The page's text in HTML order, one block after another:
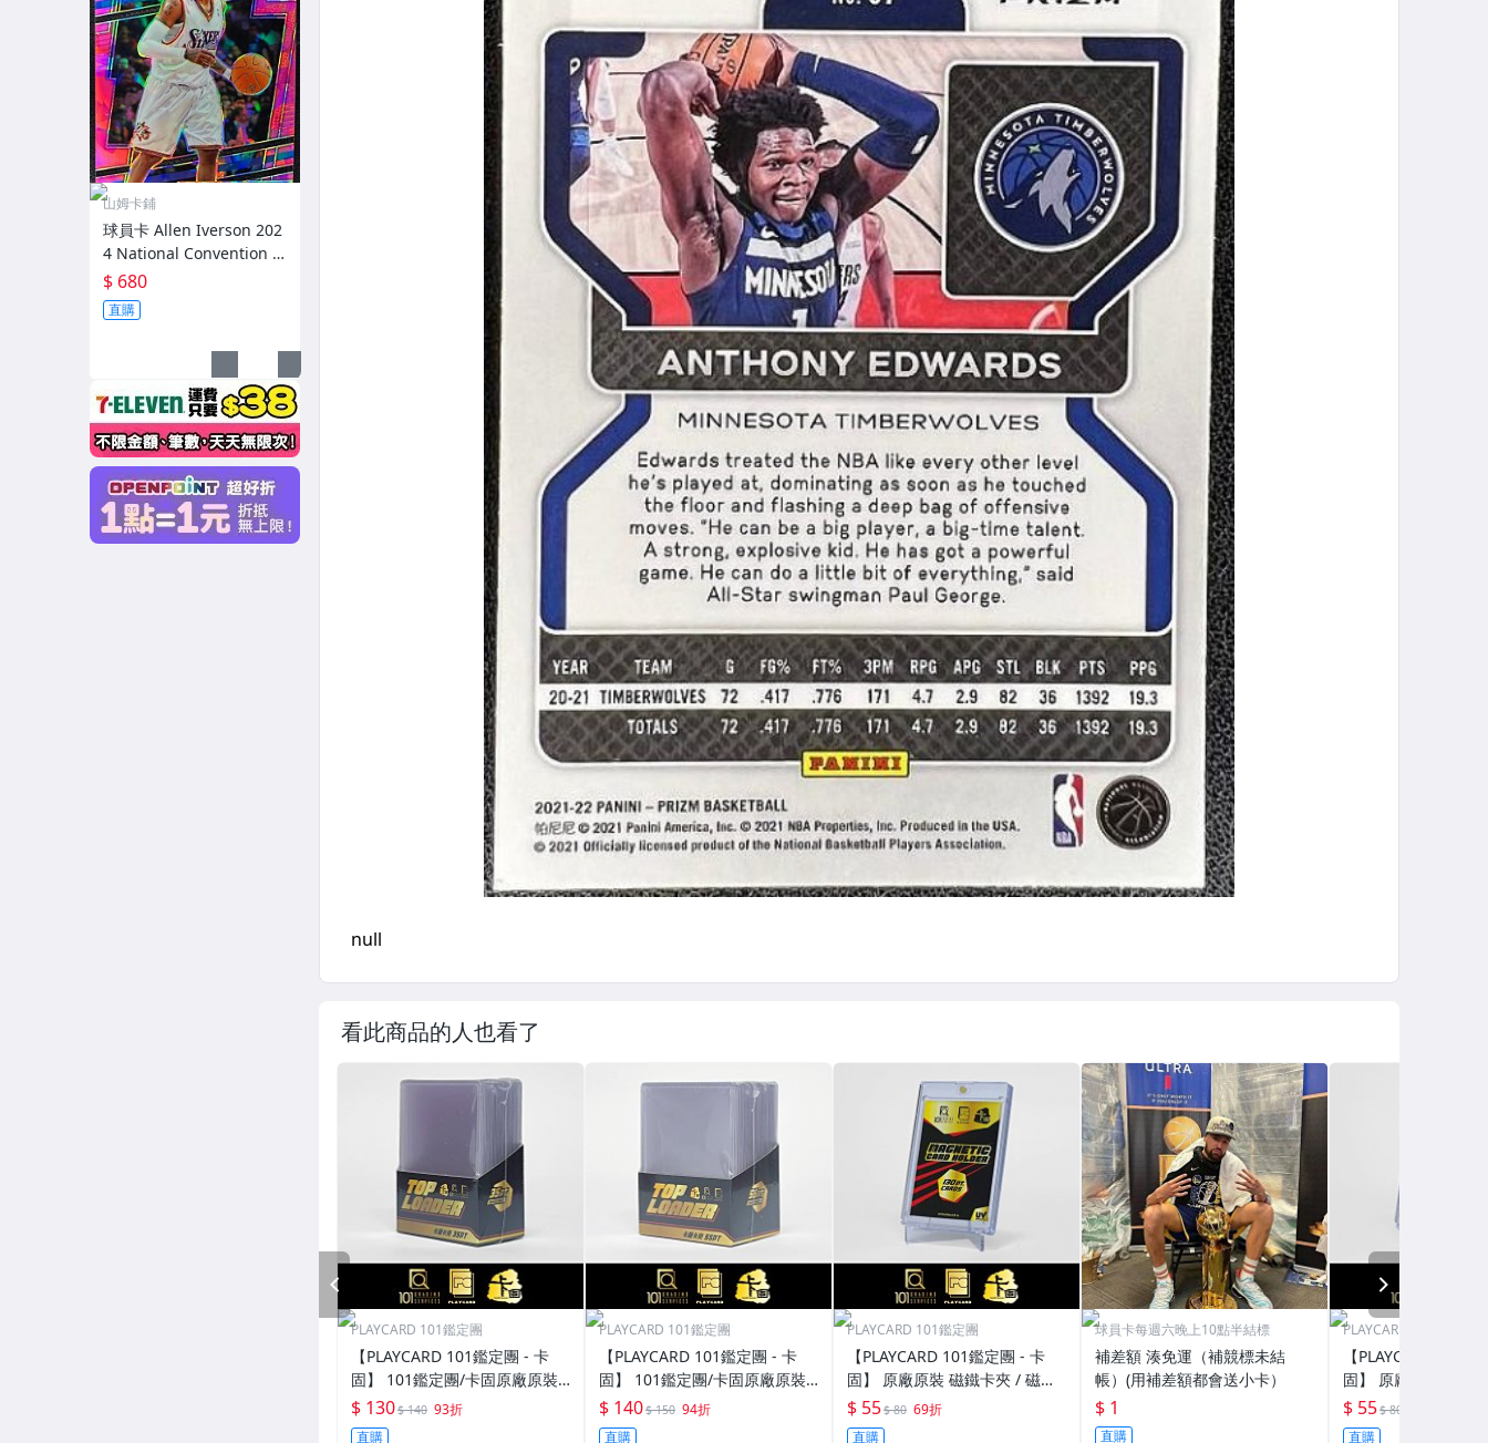
看此商品的人也看了
PLAYCARD 101鑑定團
【PLAYCARD 101鑑定團 - 卡
固】 101鑑定團/卡固原廠原裝
一般卡夾 / 塑膠殼 尺寸：35pt
$ 130$ 140 93折
直購
PLAYCARD 101鑑定團
【PLAYCARD 101鑑定團 - 卡
固】 101鑑定團/卡固原廠原裝
一般卡夾 / 塑膠殼 尺寸：55pt
$ 140$ 150 94折
直購
PLAYCARD 101鑑定團
【PLAYCARD 101鑑定團 - 卡
固】 原廠原裝 磁鐵卡夾 / 磁鐵
殼 尺寸：130pt / CPH130
$ 55$ 80 69折
直購
球員卡每週六晚上10點半結標
補差額 湊免運（補競標未結
帳）(用補差額都會送小卡）
$ 1
直購
PLAYCARD 101鑑定團
【PLAYCARD 101
固】 原廠原裝 磁鐵
殼 尺寸：55pt /
$ 55$ 80
直購
山姆卡鋪
球員卡 Allen Iverson 202
4 National Convention P
rizm 粉碎冰亮 限量88
$ 680
直購